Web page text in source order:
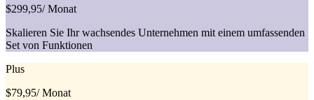
$299,95/ Monat
Skalieren Sie Ihr wachsendes Unternehmen mit einem umfassenden
Set von Funktionen
Plus
$79,95/ Monat